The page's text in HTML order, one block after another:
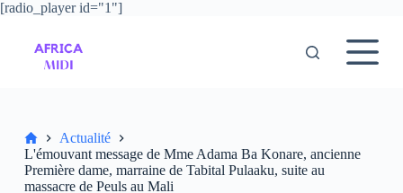
[radio_player id="1"]
P
o
n
AccueilActualité
L'émouvant message de Mme Adama Ba Konare, ancienne
Première dame, marraine de Tabital Pulaaku, suite au
massacre de Peuls au Mali